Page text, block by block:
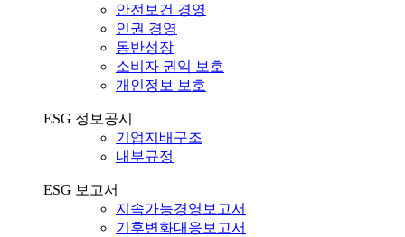
안전보건 경영
인권 경영
동반성장
소비자 권익 보호
개인정보 보호
ESG 정보공시
기업지배구조
내부규정
ESG 보고서
지속가능경영보고서
기후변화대응보고서